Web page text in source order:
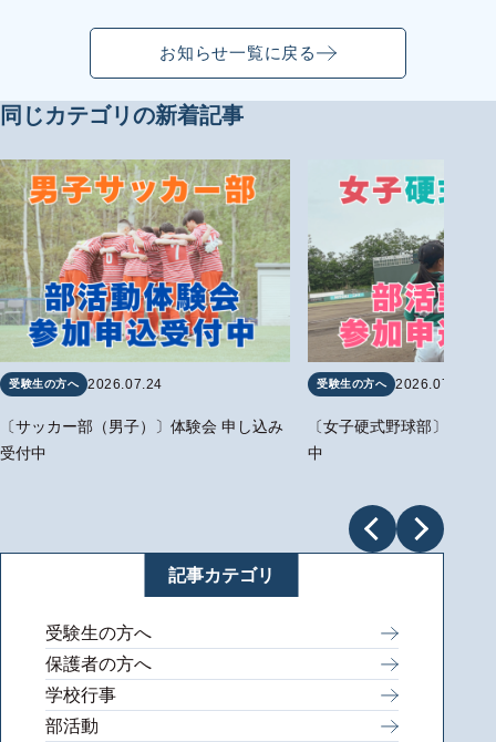
お知らせ一覧に戻る
記事カテゴリ
受験生の方へ
保護者の方へ
学校行事
部活動
同じカテゴリの新着記事
受験生の方へ 2026.07.24
〔サッカー部（男子）〕体験会 申し込み
受付中
受験生の方へ 2026.07.24
〔女子硬式野球部〕体験
中